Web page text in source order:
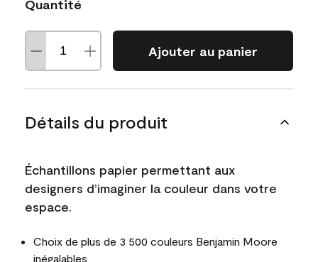
Quantité
Ajouter au panier
Détails du produit
Échantillons papier permettant aux
designers d’imaginer la couleur dans votre
espace.
Choix de plus de 3 500 couleurs Benjamin Moore
inégalables